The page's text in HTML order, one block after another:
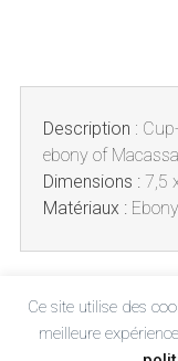
Description :
ebony of
Dimensions :7,5
Matériaux :
Post
navigation
Ce site utilise des
meilleure